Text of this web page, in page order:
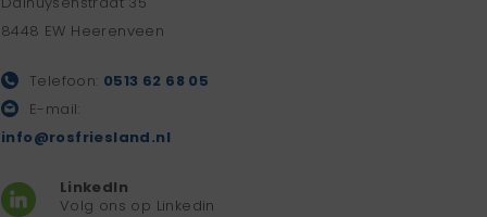
8448 EW Heerenveen
Telefoon: 0513 62 68 05
E-mail:
info@rosfriesland.nl
LinkedIn
Volg ons op Linkedin